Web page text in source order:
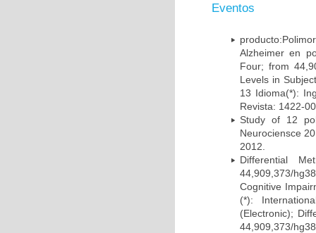
Eventos
Alzheimer en
Four; from
Levels in
13 Idioma(*):
Revista: 1422-
Study of 12
Neurociensce
2012.
Differential
44,909,373/
Cognitive
(*):
(Electronic);
44,909,373/